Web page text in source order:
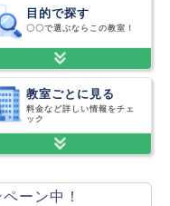
目的で探す
〇〇で選ぶならこの教室！
教室ごとに見る
料金など詳しい情報をチェ
ック
ーン中！